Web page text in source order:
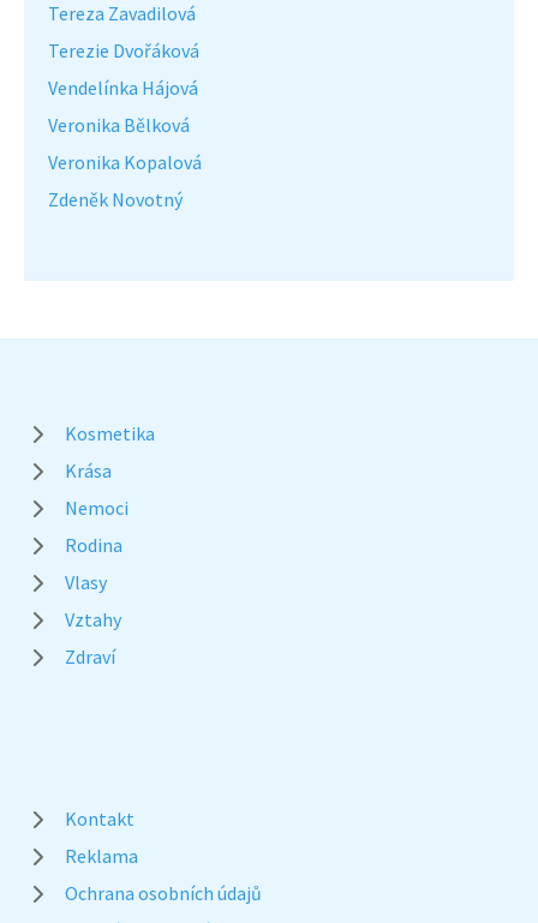
Tereza Zavadilová
Terezie Dvořáková
Vendelínka Hájová
Veronika Bělková
Veronika Kopalová
Zdeněk Novotný
Kosmetika
Krása
Nemoci
Rodina
Vlasy
Vztahy
Zdraví
Kontakt
Reklama
Ochrana osobních údajů